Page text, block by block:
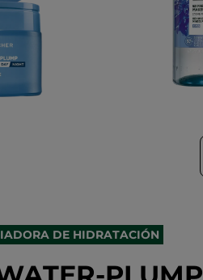
DE HIDRATACIÓN